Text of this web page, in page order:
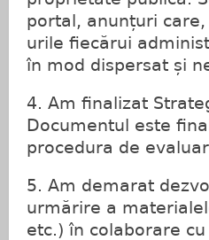
portal, anunțuri
urile fiecărui
în mod dispersat și
4. Am finalizat
Documentul este
procedura de
5. Am demarat
urmărire a
etc.) în colaborare